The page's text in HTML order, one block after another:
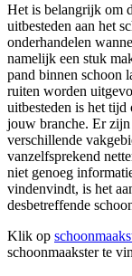
Het is belangrijk om
uitbesteden aan het
onderhandelen
namelijk een stuk
pand binnen schoon
ruiten worden
uitbesteden is het
jouw branche. Er
verschillende
vanzelfsprekend
niet genoeg
vindenvindt, is het
desbetreffende
Klik op
schoonmaakster te